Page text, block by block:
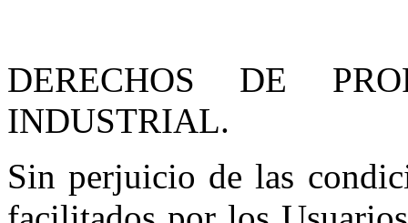
DERECHOS DE
INDUSTRIAL.
Sin perjuicio de las